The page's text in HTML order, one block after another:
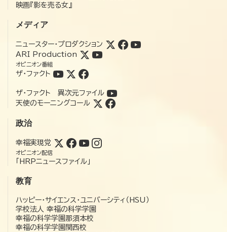
映画『影を売る女』
メディア
ニュースター・プロダクション
ARI Production
オピニオン番組
ザ・ファクト
ザ・ファクト 異次元ファイル
天使のモーニングコール
政治
幸福実現党
オピニオン配信
「HRPニュースファイル」
教育
ハッピー・サイエンス・ユニバーシティ（HSU）
学校法人 幸福の科学学園
幸福の科学学園那須本校
幸福の科学学園関西校